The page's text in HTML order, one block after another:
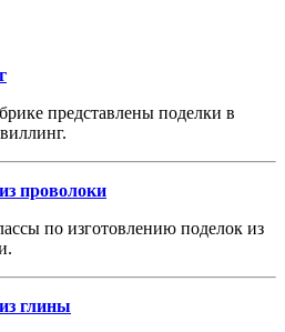
представлены поделки в
проволоки
по изготовлению поделок из
глины